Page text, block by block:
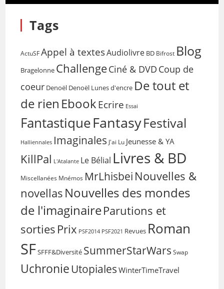
Tags
ActuSF Appel à textesAudiolivre BD Bifrost Blog
Bragelonne ChallengeCiné & DVD Coup de
coeur Denoël Denoël Lunes d'encre De tout et
de rien EbookEcrire Essai
FantastiqueFantasyFestival
Halliennales Imaginales J'ai Lu Jeunesse & YA
KillPal L'Atalante Le Bélial Livres & BD
Miscellanées Mnémos MrLhisbei Nouvelles &
novellas Nouvelles des mondes
de l'imaginaireParutions et
sorties Prix PSF2014 PSF2021 Revues Roman
SFSFFF&Diversité SummerStarWars Swap
Uchronie Utopiales WinterTimeTravel